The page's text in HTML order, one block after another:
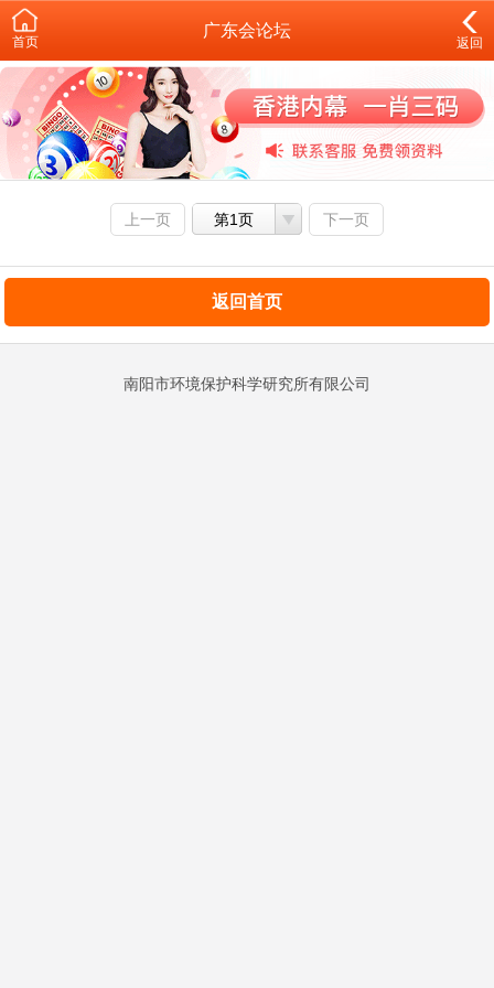
首页
广东会论坛
返回
上一页 第1页 下一页
返回首页
南阳市环境保护科学研究所有限公司